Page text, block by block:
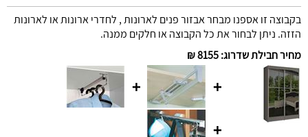
בקבוצה זו אספנו מבחר אבזור פנים לארונות , לחדרי ארונות או לארונות
הזזה. ניתן לבחור את כל הקבוצה או חלקים ממנה.
מחיר חבילת שדרוג:
8155 ₪
+
+
+